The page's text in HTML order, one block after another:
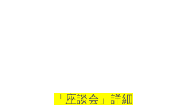
「座談会」詳細